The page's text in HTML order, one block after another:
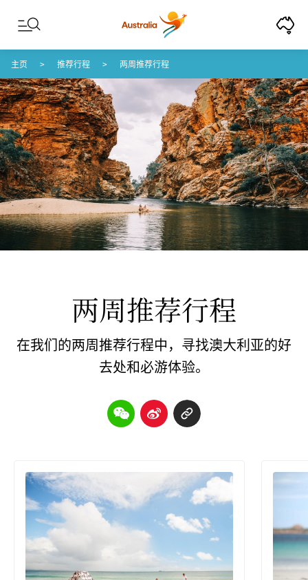
Skip to content
Skip to footer navigation
主页 推荐行程 两周推荐行程
两周推荐行程
在我们的两周推荐行程中，寻找澳大利亚的好
去处和必游体验。